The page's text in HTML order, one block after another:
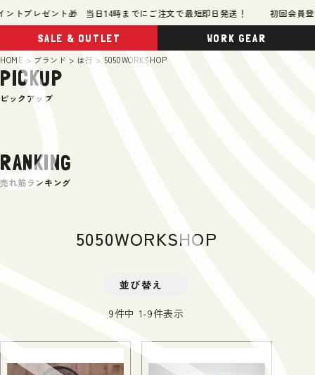
プレゼント🎁 当日14時までにご注文で最短即日発送！ 初回会員登
WORK GEAR
HOME ブランド は行 5050WORKSHOP
PICKUP
ピックアップ
RANKING
売れ筋ランキング
5050WORKSHOP
並び替え
9件中 1-9件表示
SALE & OUTLET